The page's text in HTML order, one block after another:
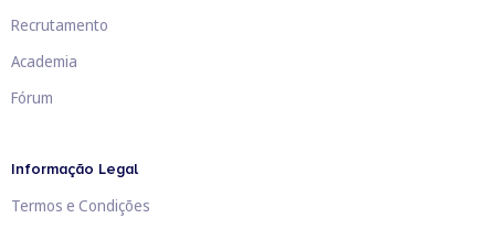
Recrutamento
Academia
Fórum
Informação Legal
Termos e Condições